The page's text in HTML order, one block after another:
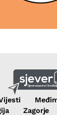
Zagorje